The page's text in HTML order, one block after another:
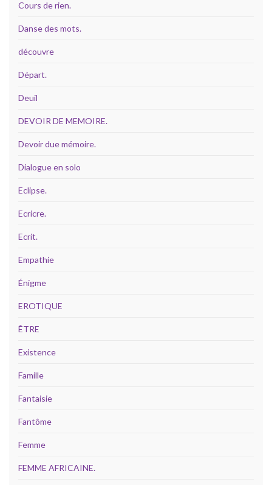
Cours de rien.
Danse des mots.
découvre
Départ.
Deuil
DEVOIR DE MEMOIRE.
Devoir due mémoire.
Dialogue en solo
Eclipse.
Ecricre.
Ecrit.
Empathie
Énigme
EROTIQUE
ÊTRE
Existence
Famille
Fantaisie
Fantôme
Femme
FEMME AFRICAINE.